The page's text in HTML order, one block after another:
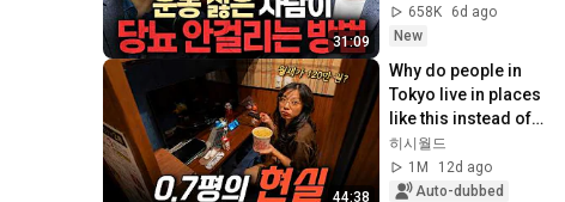
31:09
2부)658K
6d ago
New
44:38
Why do people in
Tokyo live in places
like this instead of a
real home?
히시월드
1M
12d ago
Auto-dubbed